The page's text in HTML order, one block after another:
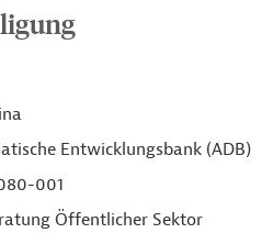
Entwicklungsbank (ADB)
001
Öffentlicher Sektor